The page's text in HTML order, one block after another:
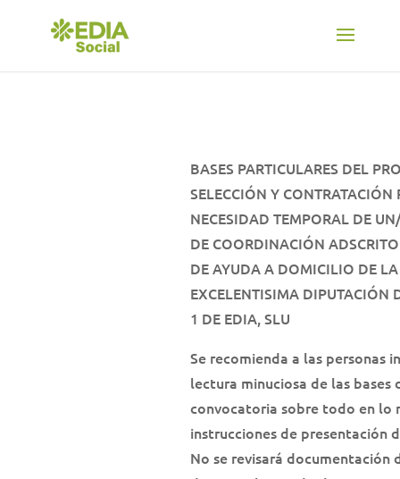
BASES PARTICULARES DEL
SELECCIÓN Y CONTRATACIÓN
NECESIDAD TEMPORAL DE
DE COORDINACIÓN
DE AYUDA A DOMICILIO DE LA
EXCELENTISIMA DIPUTACIÓN
1 DE EDIA, SLU
Se recomienda a las personas
lectura minuciosa de las bases
convocatoria sobre todo en lo
instrucciones de presentación
No se revisará documentación